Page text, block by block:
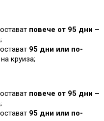
повече от 95 дни –
95 дни или по-
круиза;
повече от 95 дни –
95 дни или по-